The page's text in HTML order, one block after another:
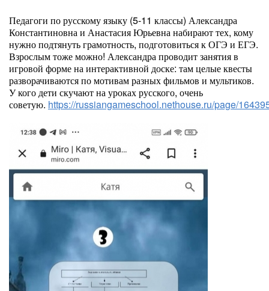
Педагоги по русскому языку (5-11 классы) Александра
Константиновна и Анастасия Юрьевна набирают тех, кому
нужно подтянуть грамотность, подготовиться к ОГЭ и ЕГЭ.
Взрослым тоже можно! Александра проводит занятия в
игровой форме на интерактивной доске: там целые квесты
разворачиваются по мотивам разных фильмов и мультиков.
У кого дети скучают на уроках русского, очень
советую. https://russiangameschool.nethouse.ru/page/